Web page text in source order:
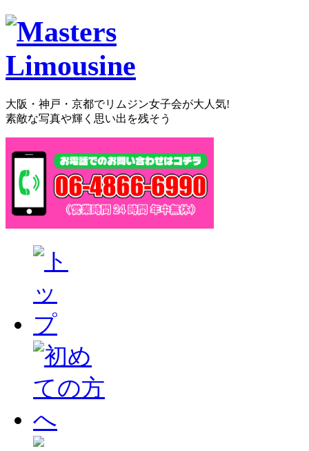
大阪・神戸・京都でリムジン女子会が大人気!
素敵な写真や輝く思い出を残そう